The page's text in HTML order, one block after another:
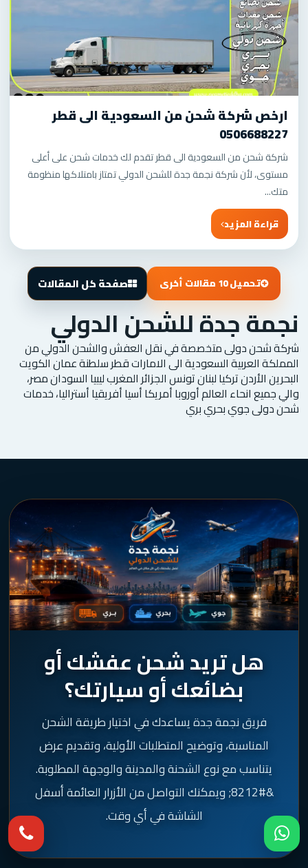
ارخص شركة شحن من السعودية الى قطر
0506688227
شركة شحن من السعودية الى قطر تقدم لك خدمات شحن على أعلى
مستوى، لأن شركة نجمة جدة للشحن الدولي تمتاز بامتلاكها منظومة
متك...
قراءة المزيد
تحميل 10 مقالات أخرى صفحة كل المقالات
نجمة جدة للشحن الدولي
شركة شحن دولى متخصصة في نقل العفش والشحن الدولي من
المملكة العربية السعودية الى الامارات قطر سلطنة عمان الكويت
البحرين الأردن تركيا لبنان تونس الجزائر المغرب ليبيا السودان مصر،
والي جميع انحاء العالم أوروبا أمريكا أسيا أفريقيا أستراليا، خدمات
شحن دولى جوي بحري بري
هل تريد شحن عفشك أو
بضائعك أو سيارتك؟
فريق نجمة جدة يساعدك في اختيار طريقة الشحن
المناسبة، وتوضيح المتطلبات الأولية، وتقديم عرض
يتناسب مع نوع الشحنة والمدينة والوجهة المطلوبة.